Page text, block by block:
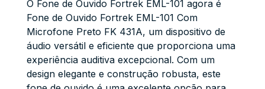
O Fone de Ouvido Fortrek EML-101 agora é
Fone de Ouvido Fortrek EML-101 Com
Microfone Preto FK 431A, um dispositivo de
áudio versátil e eficiente que proporciona uma
experiência auditiva excepcional. Com um
design elegante e construção robusta, este